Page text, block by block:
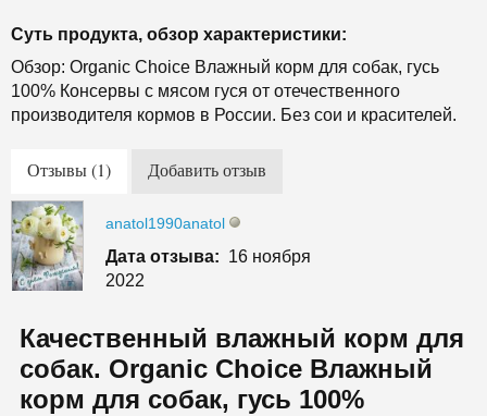
Суть продукта, обзор характеристики:
Обзор: Organic Сhoice Влажный корм для собак, гусь
100% Консервы с мясом гуся от отечественного
производителя кормов в России. Без сои и красителей.
Отзывы (1) Добавить отзыв
anatol1990anatol
Дата отзыва: 16 ноября
2022
Качественный влажный корм для
собак. Organic Сhoice Влажный
корм для собак, гусь 100%